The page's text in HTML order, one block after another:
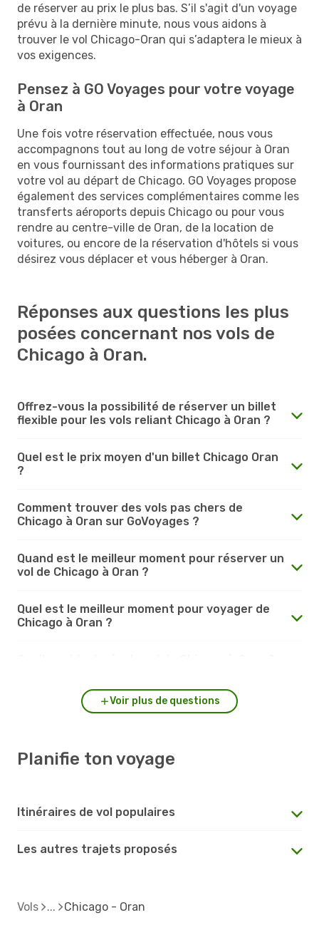
de réserver au prix le plus bas. S’il s'agit d'un voyage
prévu à la dernière minute, nous vous aidons à
trouver le vol Chicago-Oran qui s’adaptera le mieux à
vos exigences.
Pensez à GO Voyages pour votre voyage
à Oran
Une fois votre réservation effectuée, nous vous
accompagnons tout au long de votre séjour à Oran
en vous fournissant des informations pratiques sur
votre vol au départ de Chicago. GO Voyages propose
également des services complémentaires comme les
transferts aéroports depuis Chicago ou pour vous
rendre au centre-ville de Oran, de la location de
voitures, ou encore de la réservation d'hôtels si vous
désirez vous déplacer et vous héberger à Oran.
Réponses aux questions les plus
posées concernant nos vols de
Chicago à Oran.
Offrez-vous la possibilité de réserver un billet
flexible pour les vols reliant Chicago à Oran ?
Quel est le prix moyen d'un billet Chicago Oran
?
Comment trouver des vols pas chers de
Chicago à Oran sur GoVoyages ?
Quand est le meilleur moment pour réserver un
vol de Chicago à Oran ?
Quel est le meilleur moment pour voyager de
Chicago à Oran ?
Voir plus de questions
Planifie ton voyage
Itinéraires de vol populaires
Les autres trajets proposés
Vols Chicago - Oran